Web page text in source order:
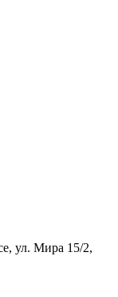
ул. Мира 15/2,